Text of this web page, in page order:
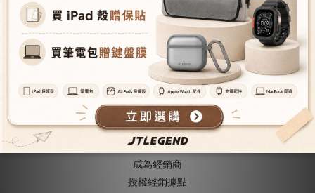
關於我們
關於JTLEGEND
成為VIP會員
型號導覽
會員推薦機制
成為經銷商
授權經銷據點